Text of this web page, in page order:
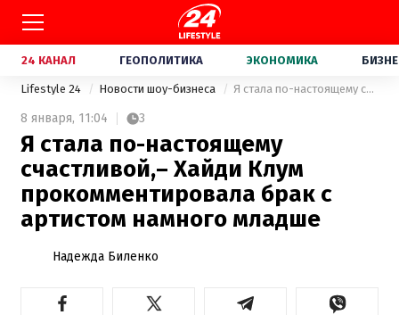
24 КАНАЛ ГЕОПОЛИТИКА ЭКОНОМИКА
Lifestyle 24 Новости шоу-бизнеса Я стала по-настоящему счастливой,– Хайди Клум прокомментировала брак с артистом намного младше
8 января, 11:04 3
Я стала по-настоящему
счастливой,– Хайди Клум
прокомментировала брак с
артистом намного младше
Надежда Биленко